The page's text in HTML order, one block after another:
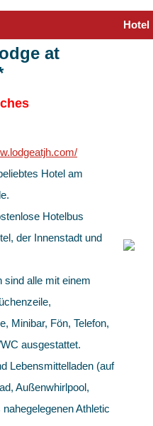
Hotel
at
Hotel am
Hotelbus
der Innenstadt und
sind alle mit einem
Minibar, Fön, Telefon,
ausgestattet.
Lebensmittelladen (auf
Außenwhirlpool,
Athletic